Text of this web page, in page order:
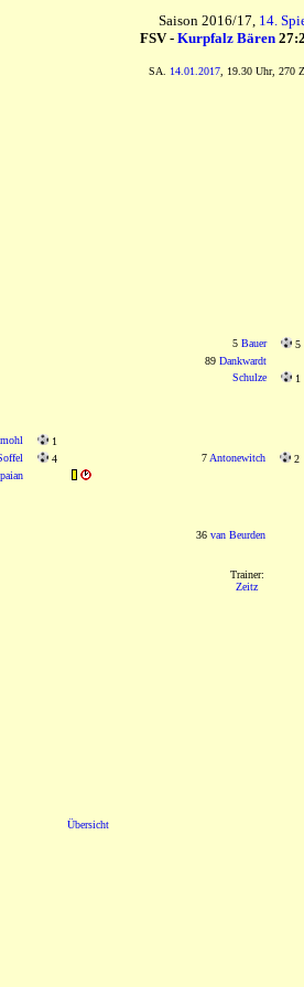
Saison 2016/17, 14.
FSV - Kurpfalz Bären
SA. 14.01.2017 , 19.30 Uhr, 270
5 Bauer
5
89 Dankwardt
Schulze
1
1
4
7 Antonewitch 2
36 van Beurden
Trainer:
Zeitz
Übersicht